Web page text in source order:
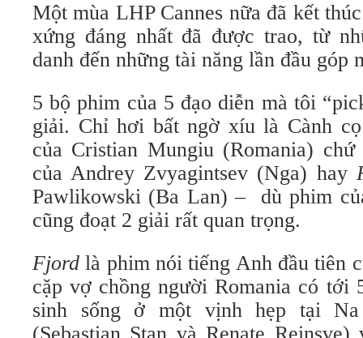
Một mùa LHP Cannes nữa đã kết
xứng đáng nhất đã được trao, từ
danh đến những tài năng lần đầu góp
5 bộ phim của 5 đạo diễn mà tôi
giải. Chỉ hơi bất ngờ xíu là Cành
của Cristian Mungiu (Romania)
của Andrey Zvyagintsev (Nga) hay
Pawlikowski (Ba Lan) – dù phim
cũng đoạt 2 giải rất quan trọng.
Fjord là phim nói tiếng Anh đầu tiên
cặp vợ chồng người Romania có tới
sinh sống ở một vịnh hẹp tại